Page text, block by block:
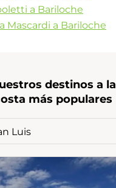
a Bariloche
Mascardi a Bariloche
destinos a la
más populares